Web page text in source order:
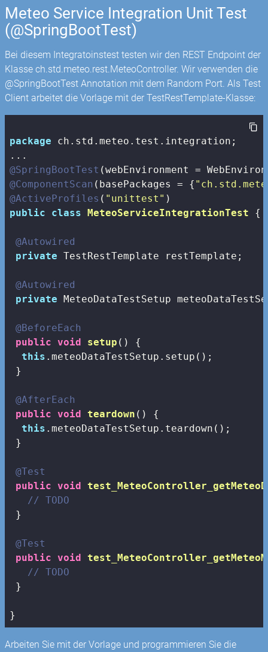
Meteo Service Integration Unit Test
(@SpringBootTest)
Bei diesem Integratoinstest testen wir den REST Endpoint der
Klasse ch.std.meteo.rest.MeteoController. Wir verwenden die
@SpringBootTest Annotation mit dem Random Port. Als Test
Client arbeitet die Vorlage mit der TestRestTemplate-Klasse:
package ch.std.meteo.test.integration;
@SpringBootTest
@ComponentScan (basePackages = {
@ActiveProfiles ( "unittest"
public
class MeteoServiceIntegrationTest {
@Autowired
private TestRestTemplate restTemplate;
@Autowired
private MeteoDataTestSetup
@BeforeEach
public void setup ()
{
this .meteoDataTestSetup.setup();
}
@AfterEach
public void teardown ()
{
this .meteoDataTestSetup.teardown();
}
@Test
public void
// TODO
}
@Test
public void
// TODO
}
}
Arbeiten Sie mit der Vorlage und programmieren Sie die